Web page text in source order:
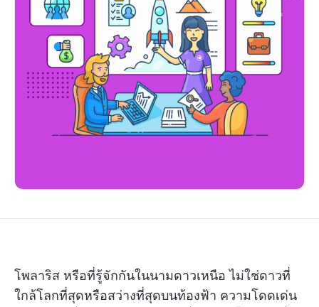
โพลาริส หรือที่รู้จักกันในนามดาวเหนือ ไม่ใช่ดาวที่
ใกล้โลกที่สุดหรือสว่างที่สุดบนท้องฟ้า ความโดดเด่น